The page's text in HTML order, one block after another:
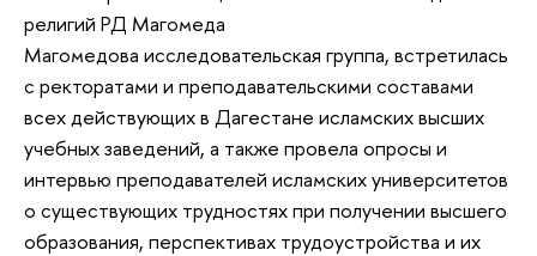
религий РД Магомеда
Магомедова исследовательская группа, встретилась
с ректоратами и преподавательскими составами
всех действующих в Дагестане исламских высших
учебных заведений, а также провела опросы и
интервью преподавателей исламских университетов
о существующих трудностях при получении высшего
образования, перспективах трудоустройства и их